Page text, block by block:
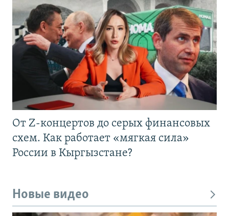
От Z-концертов до серых финансовых
схем. Как работает «мягкая сила»
России в Кыргызстане?
Новые видео